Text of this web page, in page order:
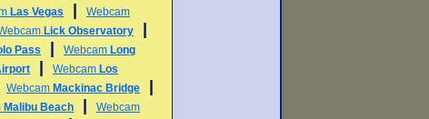
Las Vegas
Webcam
Lick Observatory
Pass Webcam Long
Webcam Los
Webcam Mackinac Bridge
Malibu Beach
Webcam